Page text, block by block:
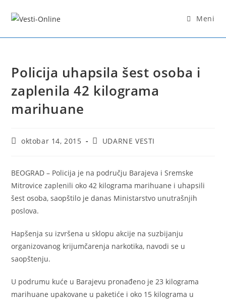
Meni
Policija uhapsila šest osoba i
zaplenila 42 kilograma
marihuane
Postoktobar 14, 2015
PostUDARNE VESTI
BEOGRAD – Policija je na području Barajeva i Sremske
Mitrovice zaplenili oko 42 kilograma marihuane i uhapsili
šest osoba, saopštilo je danas Ministarstvo unutrašnjih
poslova.
Hapšenja su izvršena u sklopu akcije na suzbijanju
organizovanog krijumčarenja narkotika, navodi se u
saopštenju.
U podrumu kuće u Barajevu pronađeno je 23 kilograma
marihuane upakovane u paketiće i oko 15 kilograma u